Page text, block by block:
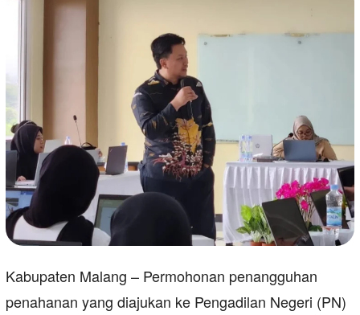
Kabupaten Malang – Permohonan penangguhan
penahanan yang diajukan ke Pengadilan Negeri (PN)